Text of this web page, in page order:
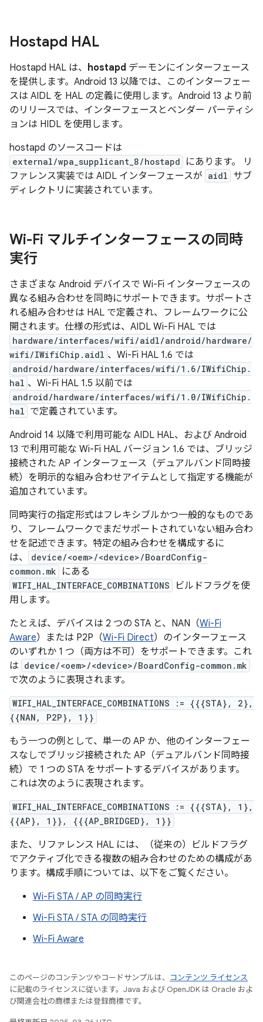
Hostapd HAL
Hostapd HAL は、 hostapd デーモンにインターフェース
を提供します。Android 13 以降では、このインターフェー
スは AIDL を HAL の定義に使用します。Android 13 より前
のリリースでは、インターフェースとベンダー パーティシ
ョンは HIDL を使用します。
hostapd のソースコードは
external/wpa_supplicant_8/hostapd
にあります。 リ
ファレンス実装では AIDL インターフェースが aidl サブ
ディレクトリに実装されています。
Wi-Fi マルチインターフェースの同時
実行
さまざまな Android デバイスで Wi-Fi インターフェースの
異なる組み合わせを同時にサポートできます。サポートさ
れる組み合わせは HAL で定義され、フレームワークに公
開されます。仕様の形式は、AIDL Wi-Fi HAL では
hardware/interfaces/wifi/aidl/android/hardware/
wifi/IWifiChip.aidl 、Wi-Fi HAL 1.6 では
android/hardware/interfaces/wifi/1.6/IWifiChip.
hal 、Wi-Fi HAL 1.5 以前では
android/hardware/interfaces/wifi/1.0/IWifiChip.
hal で定義されています。
Android 14 以降で利用可能な AIDL HAL、および Android
13 で利用可能な Wi-Fi HAL バージョン 1.6 では、ブリッジ
接続された AP インターフェース（デュアルバンド同時接
続）を明示的な組み合わせアイテムとして指定する機能が
追加されています。
同時実行の指定形式はフレキシブルかつ一般的なものであ
り、フレームワークでまだサポートされていない組み合わ
せを記述できます。特定の組み合わせを構成するに
は、
device/<oem>/<device>/BoardConfig-
common.mk
にある
WIFI_HAL_INTERFACE_COMBINATIONS
ビルドフラグを使
用します。
たとえば、デバイスは 2 つの STA と、NAN（Wi-Fi
Aware）または P2P（Wi-Fi Direct）のインターフェース
のいずれか 1 つ（両方は不可）をサポートできます。これ
は device/<oem>/<device>/BoardConfig-common.mk
で次のように表現されます。
WIFI_HAL_INTERFACE_COMBINATIONS := {{{STA}, 2},
{{NAN, P2P}, 1}}
もう一つの例として、単一の AP か、他のインターフェー
スなしでブリッジ接続された AP（デュアルバンド同時接
続）で 1 つの STA をサポートするデバイスがあります。
これは次のように表現されます。
WIFI_HAL_INTERFACE_COMBINATIONS := {{{STA}, 1},
{{AP}, 1}}, {{{AP_BRIDGED}, 1}}
また、リファレンス HAL には、（従来の）ビルドフラグ
でアクティブ化できる複数の組み合わせのための構成があ
ります。構成手順については、以下をご覧ください。
Wi-Fi STA / AP の同時実行
Wi-Fi STA / STA の同時実行
Wi-Fi Aware
このページのコンテンツやコードサンプルは、
コンテンツ ライセンス
に記載のライセンスに従います。Java および OpenJDK は Oracle およ
び関連会社の商標または登録商標です。